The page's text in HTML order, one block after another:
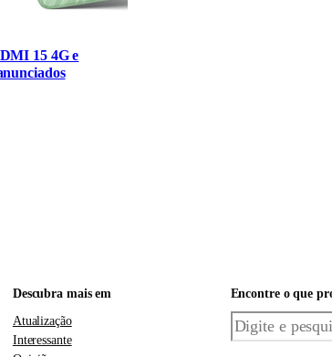
15 4G e
Descubra mais em
Atualização
Interessante
Encontre o que
Pesquisar